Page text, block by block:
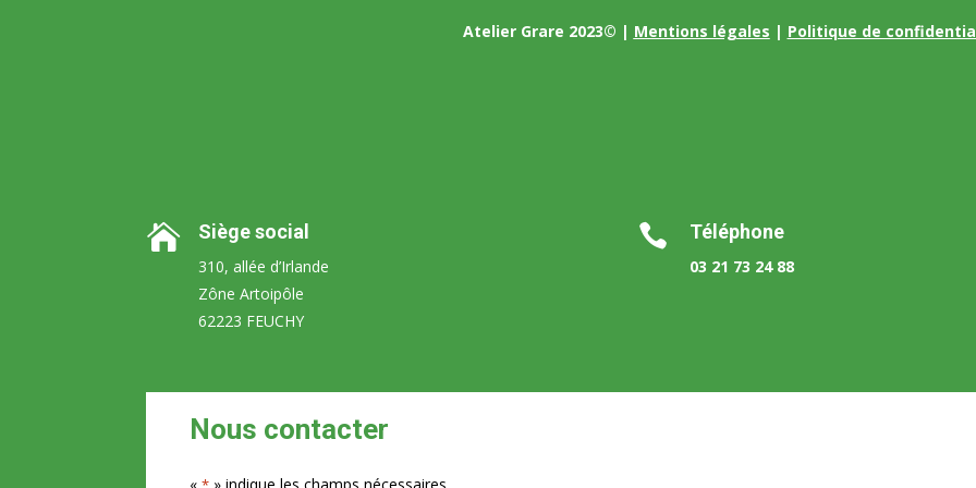
Atelier Grare 2023© | Mentions légales | Politique de
 Siège social
310, allée d’Irlande
Zône Artoipôle
62223 FEUCHY
 Téléphone
03 21 73 24 88
Nous contacter